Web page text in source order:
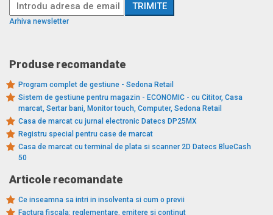
Arhiva newsletter
Produse recomandate
Program complet de gestiune - Sedona Retail
Sistem de gestiune pentru magazin - ECONOMIC - cu Cititor, Casa
marcat, Sertar bani, Monitor touch, Computer, Sedona Retail
Casa de marcat cu jurnal electronic Datecs DP25MX
Registru special pentru case de marcat
Casa de marcat cu terminal de plata si scanner 2D Datecs BlueCash
50
Articole recomandate
Ce inseamna sa intri in insolventa si cum o previi
Factura fiscala: reglementare, emitere si continut